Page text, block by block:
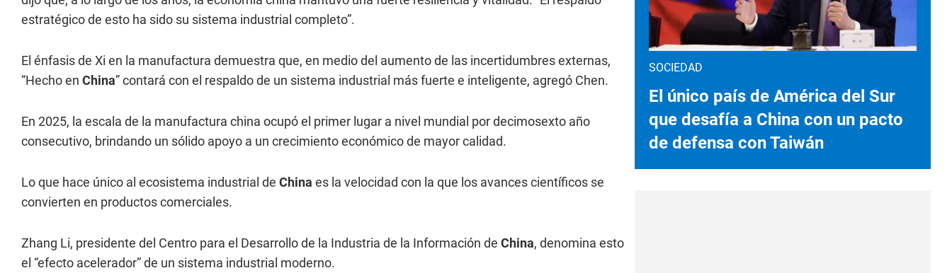
estratégico de esto ha sido su sistema industrial completo”.
El énfasis de Xi en la manufactura demuestra que, en medio del aumento de las incertidumbres externas,
“Hecho en China” contará con el respaldo de un sistema industrial más fuerte e inteligente, agregó Chen.
En 2025, la escala de la manufactura china ocupó el primer lugar a nivel mundial por decimosexto año
consecutivo, brindando un sólido apoyo a un crecimiento económico de mayor calidad.
Lo que hace único al ecosistema industrial de China es la velocidad con la que los avances científicos se
convierten en productos comerciales.
Zhang Li, presidente del Centro para el Desarrollo de la Industria de la Información de China, denomina esto
el “efecto acelerador” de un sistema industrial moderno.
SOCIEDAD
El único país de América del Sur
que desafía a China con un pacto
de defensa con Taiwán